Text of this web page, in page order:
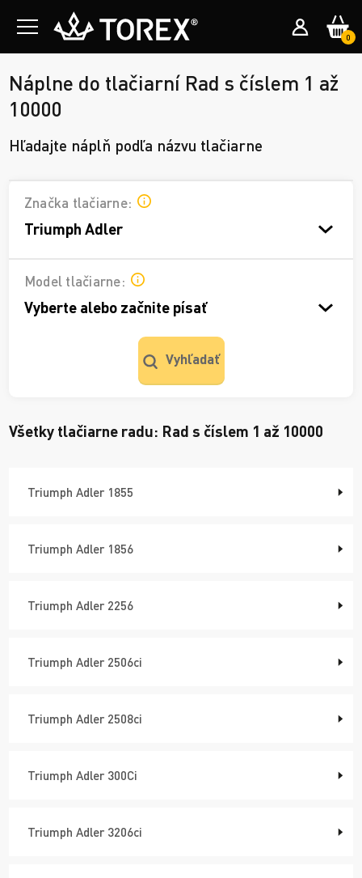
0
Náplne do tlačiarní Rad s číslem 1 až
10000
Hľadajte náplň podľa názvu tlačiarne
Značka tlačiarne:
Triumph Adler
Model tlačiarne:
Vyberte alebo začnite písať
Vyhľadať
Všetky tlačiarne radu: Rad s číslem 1 až 10000
Triumph Adler 1855
Triumph Adler 1856
Triumph Adler 2256
Triumph Adler 2506ci
Triumph Adler 2508ci
Triumph Adler 300Ci
Triumph Adler 3206ci